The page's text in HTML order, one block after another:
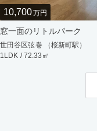
10,700万円
窓一面のリトルパーク
世田谷区弦巻 （桜新町駅）
1LDK / 72.33㎡